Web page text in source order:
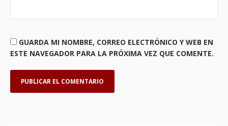
GUARDA MI NOMBRE, CORREO ELECTRÓNICO Y WEB EN
ESTE NAVEGADOR PARA LA PRÓXIMA VEZ QUE COMENTE.